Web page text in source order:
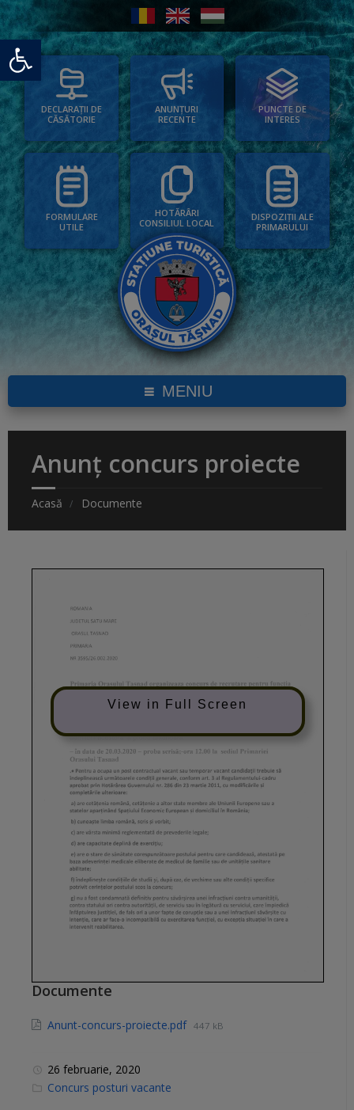
Deschide bara de unelte
DECLARAȚII DE
CĂSĂTORIE
ANUNȚURI
RECENTE
PUNCTE DE
INTERES
FORMULARE
UTILE
HOTĂRÂRI
CONSILIUL LOCAL
DISPOZIȚII ALE
PRIMARULUI
MENIU
Anunț concurs proiecte
Acasă Documente
View in Full Screen
Documente
Anunt-concurs-proiecte.pdf 447 kB
26 februarie, 2020
C
Concurs posturi vacante